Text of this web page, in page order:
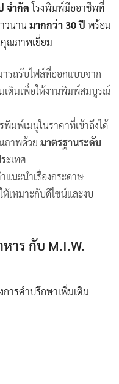
จำกัด โรงพิมพ์มืออาชีพที่
วนานมากกว่า 30 ปี พร้อม
ณภาพเยี่ยม
ารถรับไฟล์ที่ออกแบบจาก
เติมเพื่อให้งานพิมพ์สมบูรณ์
พิมพ์เมนูในราคาที่เข้าถึงได้
ภาพด้วย มาตรฐานระดับ
ะเทศ
แนะนำเรื่องกระดาษ
เหมาะกับดีไซน์และงบ
าร กับ M.I.W.
ารคำปรึกษาเพิ่มเติม